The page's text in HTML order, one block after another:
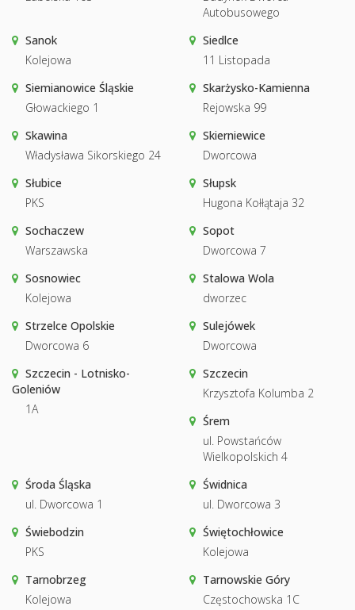
Autobusowego
Sanok
Kolejowa
Siedlce
11 Listopada
Siemianowice Śląskie
Głowackiego 1
Skarżysko-Kamienna
Rejowska 99
Skawina
Władysława Sikorskiego 24
Skierniewice
Dworcowa
Słubice
PKS
Słupsk
Hugona Kołłątaja 32
Sochaczew
Warszawska
Sopot
Dworcowa 7
Sosnowiec
Kolejowa
Stalowa Wola
dworzec
Strzelce Opolskie
Dworcowa 6
Sulejówek
Dworcowa
Szczecin - Lotnisko-
Goleniów
1A
Szczecin
Krzysztofa Kolumba 2
Śrem
ul. Powstańców
Wielkopolskich 4
Środa Śląska
ul. Dworcowa 1
Świdnica
ul. Dworcowa 3
Świebodzin
PKS
Świętochłowice
Kolejowa
Tarnobrzeg
Kolejowa
Tarnowskie Góry
Częstochowska 1C